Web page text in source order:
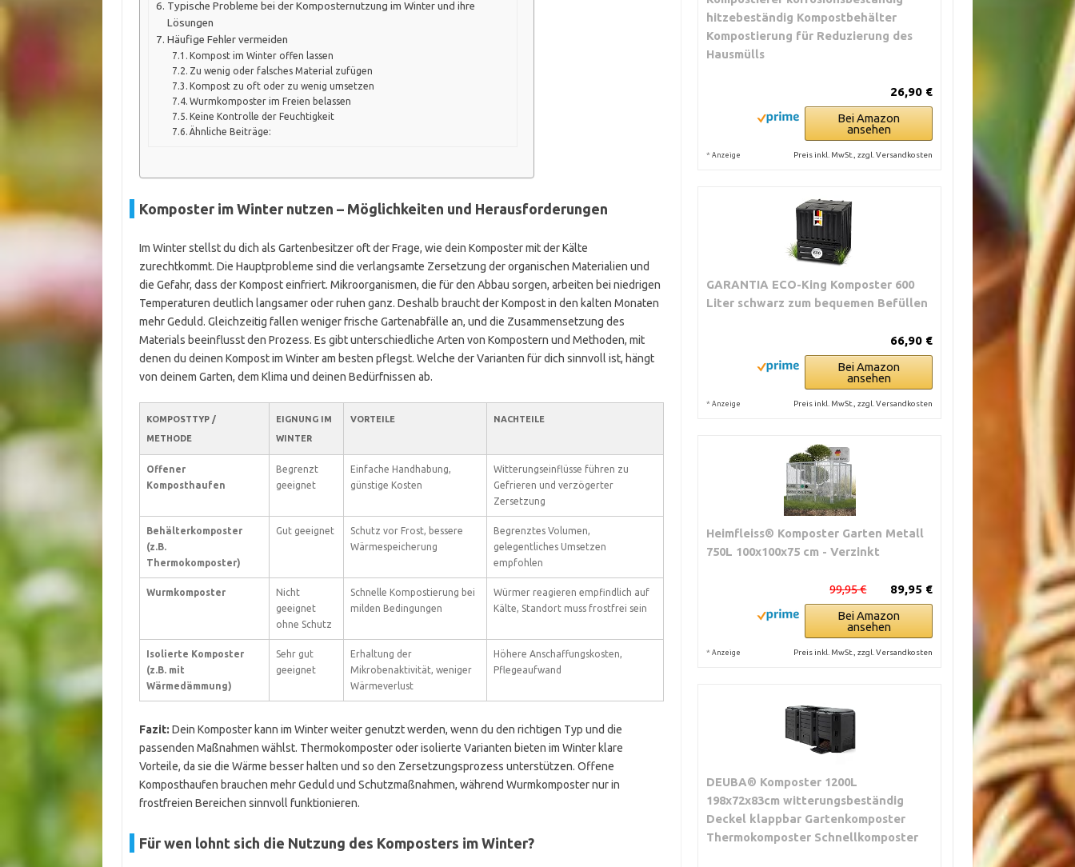
Typische Probleme bei der Komposternutzung im Winter und ihre
Lösungen
Häufige Fehler vermeiden
Kompost im Winter offen lassen
Zu wenig oder falsches Material zufügen
Kompost zu oft oder zu wenig umsetzen
Wurmkomposter im Freien belassen
Keine Kontrolle der Feuchtigkeit
Ähnliche Beiträge:
Komposter im Winter nutzen – Möglichkeiten und Herausforderungen
Im Winter stellst du dich als Gartenbesitzer oft der Frage, wie dein Komposter mit der Kälte
zurechtkommt. Die Hauptprobleme sind die verlangsamte Zersetzung der organischen Materialien und
die Gefahr, dass der Kompost einfriert. Mikroorganismen, die für den Abbau sorgen, arbeiten bei niedrigen
Temperaturen deutlich langsamer oder ruhen ganz. Deshalb braucht der Kompost in den kalten Monaten
mehr Geduld. Gleichzeitig fallen weniger frische Gartenabfälle an, und die Zusammensetzung des
Materials beeinflusst den Prozess. Es gibt unterschiedliche Arten von Kompostern und Methoden, mit
denen du deinen Kompost im Winter am besten pflegst. Welche der Varianten für dich sinnvoll ist, hängt
von deinem Garten, dem Klima und deinen Bedürfnissen ab.
KOMPOSTTYP /
METHODE
EIGNUNG IM
WINTER
VORTEILE NACHTEILE
Offener
Komposthaufen
Begrenzt
geeignet
Einfache Handhabung,
günstige Kosten
Witterungseinflüsse führen zu
Gefrieren und verzögerter
Zersetzung
Behälterkomposter
(z.B.
Thermokomposter)
Gut geeignet
Schutz vor Frost, bessere
Wärmespeicherung
Begrenztes Volumen,
gelegentliches Umsetzen
empfohlen
Wurmkomposter
Nicht
geeignet
ohne Schutz
Schnelle Kompostierung bei
milden Bedingungen
Würmer reagieren empfindlich auf
Kälte, Standort muss frostfrei sein
Isolierte Komposter
(z.B. mit
Wärmedämmung)
Sehr gut
geeignet
Erhaltung der
Mikrobenaktivität, weniger
Wärmeverlust
Höhere Anschaffungskosten,
Pflegeaufwand
Fazit: Dein Komposter kann im Winter weiter genutzt werden, wenn du den richtigen Typ und die
passenden Maßnahmen wählst. Thermokomposter oder isolierte Varianten bieten im Winter klare
Vorteile, da sie die Wärme besser halten und so den Zersetzungsprozess unterstützen. Offene
Komposthaufen brauchen mehr Geduld und Schutzmaßnahmen, während Wurmkomposter nur in
frostfreien Bereichen sinnvoll funktionieren.
Für wen lohnt sich die Nutzung des Komposters im Winter?
hitzebeständig Kompostbehälter
Kompostierung für Reduzierung des
Hausmülls
26,90 €
Bei Amazon
ansehen
* Anzeige Preis inkl. MwSt., zzgl. Versandkosten
GARANTIA ECO-King Komposter 600
Liter schwarz zum bequemen Befüllen
66,90 €
Bei Amazon
ansehen
* Anzeige Preis inkl. MwSt., zzgl. Versandkosten
Heimfleiss® Komposter Garten Metall
750L 100x100x75 cm - Verzinkt
89,95 €
99,95 €
Bei Amazon
ansehen
* Anzeige Preis inkl. MwSt., zzgl. Versandkosten
DEUBA® Komposter 1200L
198x72x83cm witterungsbeständig
Deckel klappbar Gartenkomposter
Thermokomposter Schnellkomposter